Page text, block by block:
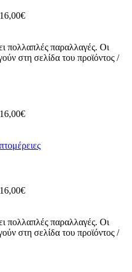
16,00€
πολλαπλές παραλλαγές. Οι
στη σελίδα του προϊόντος /
16,00€
16,00€
πολλαπλές παραλλαγές. Οι
στη σελίδα του προϊόντος /